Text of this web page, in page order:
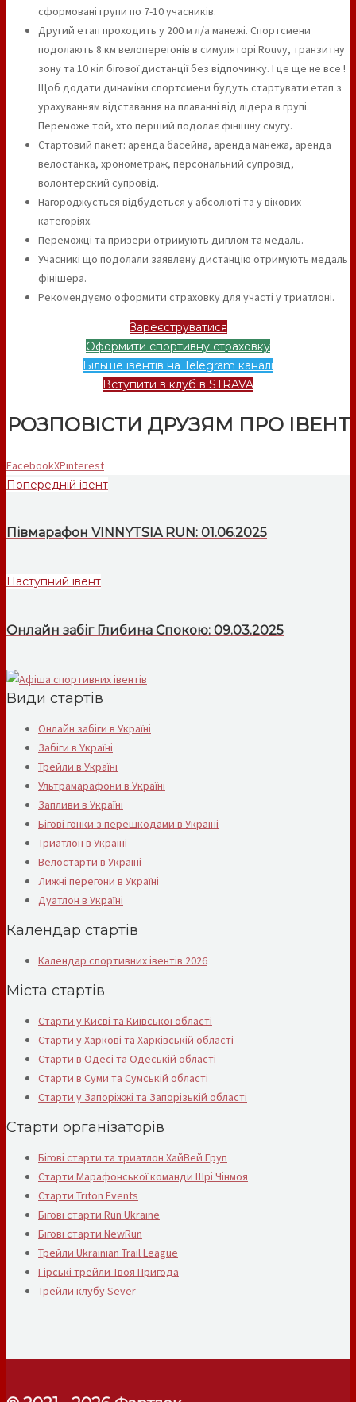
сформовані групи по 7-10 учасників.
Другий етап проходить у 200 м л/а манежі. Спортсмени
подолають 8 км велоперегонів в симуляторі Rouvy, транзитну
зону та 10 кіл бігової дистанції без відпочинку. І це ще не все !
Щоб додати динаміки спортсмени будуть стартувати етап з
урахуванням відставання на плаванні від лідера в групі.
Переможе той, хто перший подолає фінішну смугу.
Стартовий пакет: аренда басейна, аренда манежа, аренда
велостанка, хронометраж, персональний супровід,
волонтерский супровід.
Нагороджується відбудеться у абсолюті та у вікових
категоріях.
Переможці та призери отримують диплом та медаль.
Учасникі що подолали заявлену дистанцію отримують медаль
фінішера.
Рекомендуємо оформити страховку для участі у триатлоні.
Зареєструватися
Оформити спортивну страховку
Більше івентів на Telegram каналі
Вступити в клуб в STRAVA
РОЗПОВІСТИ ДРУЗЯМ ПРО ІВЕНТ
FacebookXPinterest
Попередній івент
Півмарафон VINNYTSIA RUN: 01.06.2025
Наступний івент
Онлайн забіг Глибина Спокою: 09.03.2025
Види стартів
Онлайн забіги в Україні
Забіги в Україні
Трейли в Україні
Ультрамарафони в Україні
Запливи в Україні
Бігові гонки з перешкодами в Україні
Триатлон в Україні
Велостарти в Україні
Лижні перегони в Україні
Дуатлон в Україні
Календар стартів
Календар спортивних івентів 2026
Міста стартів
Старти у Києві та Київської області
Старти у Харкові та Харківській області
Старти в Одесі та Одеській області
Старти в Суми та Сумській області
Старти у Запоріжжі та Запорізькій області
Старти організаторів
Бігові старти та триатлон ХайВей Груп
Старти Марафонської команди Шрі Чінмоя
Старти Triton Events
Бігові старти Run Ukraine
Бігові старти NewRun
Трейли Ukrainian Trail League
Гірські трейли Твоя Пригода
Трейли клубу Sever